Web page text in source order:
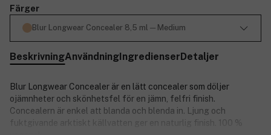
Färger
Blur Longwear Concealer 8,5 ml ─ Medium
BeskrivningAnvändningIngredienserDetaljer
Blur Longwear Concealer är en lätt concealer som döljer
ojämnheter och skönhetsfel för en jämn, felfri finish.
Concealern är enkel att blanda och blenda in. Ljung och
fuktgivande arktiskt källvatten ger en naturlig finish. 100 %